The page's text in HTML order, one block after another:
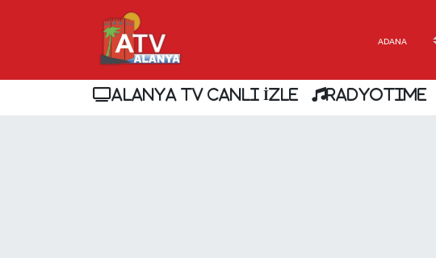
ALANYA TV CANLI İZLE RADYOTIME